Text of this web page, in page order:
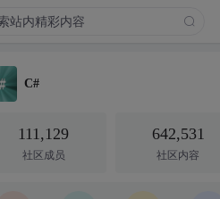
C#
111,129
社区成员
642,531
社区内容